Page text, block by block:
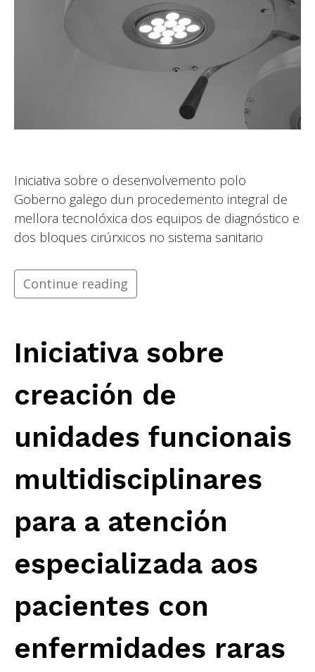
Iniciativa sobre o desenvolvemento polo
Goberno galego dun procedemento integral de
mellora tecnolóxica dos equipos de diagnóstico e
dos bloques cirúrxicos no sistema sanitario
Continue reading
Iniciativa sobre
creación de
unidades funcionais
multidisciplinares
para a atención
especializada aos
pacientes con
enfermidades raras